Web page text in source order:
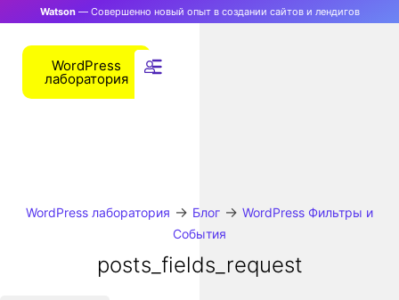
Watson— Совершенно новый опыт в создании сайтов и лендигов
WordPress
лаборатория
WordPress лаборатория → Блог → WordPress Фильтры и
События
posts_fields_request